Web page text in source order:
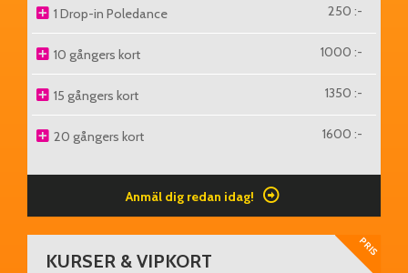
1 Drop-in Poledance 250 :-
10 gångers kort 1000 :-
15 gångers kort 1350 :-
20 gångers kort 1600 :-
Anmäl dig redan idag!
KURSER & VIPKORT
PRIS